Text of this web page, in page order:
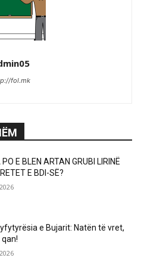
fol.mk
PO E BLEN ARTAN GRUBI LIRINË
E BDI-SË?
e Bujarit: Natën të vret,